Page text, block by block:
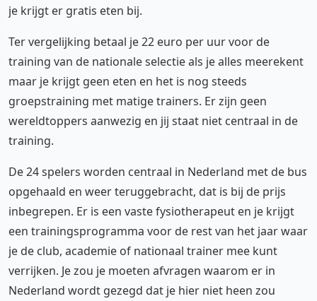
je krijgt er gratis eten bij.
Ter vergelijking betaal je 22 euro per uur voor de
training van de nationale selectie als je alles meerekent
maar je krijgt geen eten en het is nog steeds
groepstraining met matige trainers. Er zijn geen
wereldtoppers aanwezig en jij staat niet centraal in de
training.
De 24 spelers worden centraal in Nederland met de bus
opgehaald en weer teruggebracht, dat is bij de prijs
inbegrepen. Er is een vaste fysiotherapeut en je krijgt
een trainingsprogramma voor de rest van het jaar waar
je de club, academie of nationaal trainer mee kunt
verrijken. Je zou je moeten afvragen waarom er in
Nederland wordt gezegd dat je hier niet heen zou